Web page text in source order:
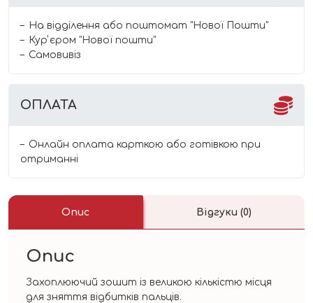
На відділення або поштомат "Нової Пошти"
Курʼєром "Нової пошти"
Самовивіз
ОПЛАТА
Онлайн оплата карткою або готівкою при
отриманні
Опис Відгуки (0)
Опис
Захоплюючий зошит із великою кількістю місця
для зняття відбитків пальців.